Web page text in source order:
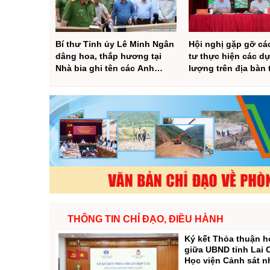
Chuyên đề
Bí thư Tỉnh ủy Lê Minh Ngân
dâng hoa, thắp hương tại
Nhà bia ghi tên các Anh
dựng Trường Phổ thông Nội
trú liên cấp tại xã Dào San
Hội nghị gặp gỡ
tư thực hiện các
lượng trên địa bàn
THÔNG TIN CHỈ ĐẠO, ĐIỀU HÀNH
Ký kết Thỏa thuận
giữa UBND tỉnh Lai
Học viện Cảnh sát